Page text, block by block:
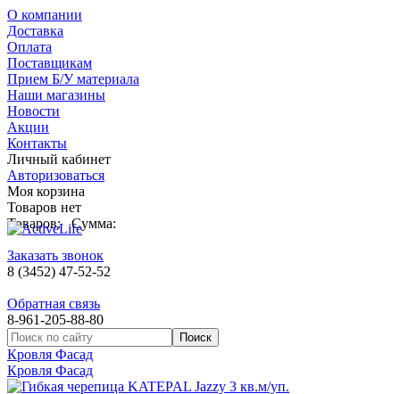
О компании
Доставка
Оплата
Поставщикам
Прием Б/У материала
Наши магазины
Новости
Акции
Контакты
Личный кабинет
Авторизоваться
Моя корзина
Товаров нет
Товаров: Сумма:
Заказать звонок
8 (3452) 47-52-52
Обратная связь
8-961-205-88-80
Кровля Фасад
Кровля Фасад